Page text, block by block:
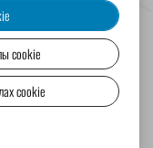
cookie
cookie